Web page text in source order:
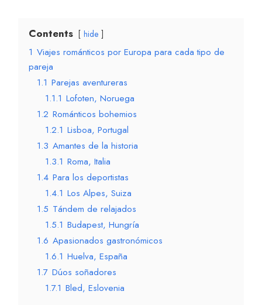
Contents hide
1 Viajes románticos por Europa para cada tipo de
pareja
1.1 Parejas aventureras
1.1.1 Lofoten, Noruega
1.2 Románticos bohemios
1.2.1 Lisboa, Portugal
1.3 Amantes de la historia
1.3.1 Roma, Italia
1.4 Para los deportistas
1.4.1 Los Alpes, Suiza
1.5 Tándem de relajados
1.5.1 Budapest, Hungría
1.6 Apasionados gastronómicos
1.6.1 Huelva, España
1.7 Dúos soñadores
1.7.1 Bled, Eslovenia